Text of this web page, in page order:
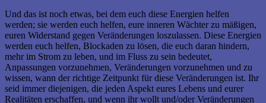
Und das ist noch etwas, bei dem euch diese Energien helfen
werden; sie werden euch helfen, eure inneren Wächter zu mäßigen,
euren Widerstand gegen Veränderungen loszulassen. Diese Energien
werden euch helfen, Blockaden zu lösen, die euch daran hindern,
mehr im Strom zu leben, und im Fluss zu sein bedeutet,
Anpassungen vorzunehmen, Veränderungen vorzunehmen und zu
wissen, wann der richtige Zeitpunkt für diese Veränderungen ist. Ihr
seid immer diejenigen, die jeden Aspekt eures Lebens und eurer
Realitäten erschaffen, und wenn ihr wollt und/oder Veränderungen